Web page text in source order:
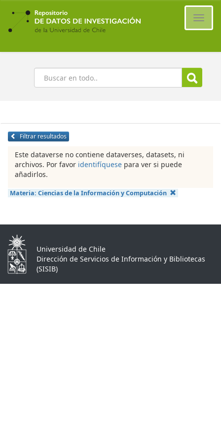
Ir
contenido
principal
Buscar
Filtrar resultados
Este dataverse no contiene dataverses, datasets, ni
archivos. Por favor identifíquese para ver si puede
añadirlos.
Materia: Ciencias de la Información y Computación
Universidad de Chile
Dirección de Servicios de Información y Bibliotecas
(SISIB)